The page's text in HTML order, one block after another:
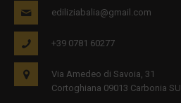
ediliziabalia@gmail.com
+39 0781 60277
Via Amedeo di Savoia, 31
Cortoghiana 09013 Carbonia SU